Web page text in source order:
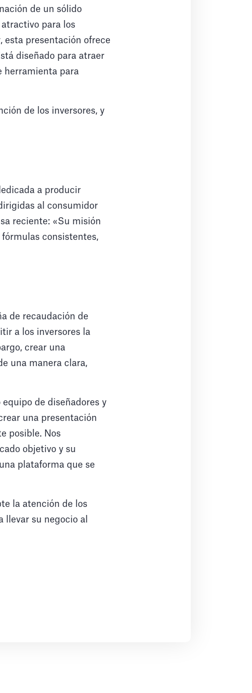
de un sólido
para los
esta presentación ofrece
diseñado para atraer
herramienta para
de los inversores, y
a producir
al consumidor
reciente: «Su misión
consistentes,
de recaudación de
a los inversores la
crear una
una manera clara,
de diseñadores y
una presentación
posible. Nos
objetivo y su
plataforma que se
la atención de los
llevar su negocio al